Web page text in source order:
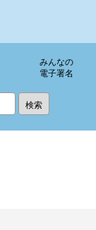
みんなの
電子署名